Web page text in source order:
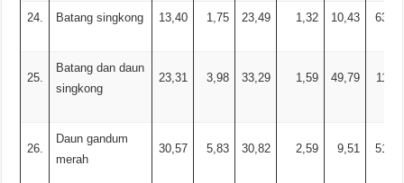
24. Batang singkong 13,40 1,75 23,49 1,32 10,43 63,01
25.
Batang dan daun
singkong
23,31 3,98 33,29 1,59 49,79 11,35
26.
Daun gandum
merah
30,57 5,83 30,82 2,59 9,51 51,25